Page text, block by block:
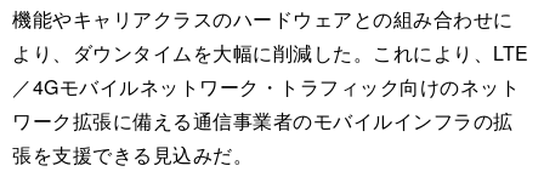
機能やキャリアクラスのハードウェアとの組み合わせに
より、ダウンタイムを大幅に削減した。これにより、LTE
／4Gモバイルネットワーク・トラフィック向けのネット
ワーク拡張に備える通信事業者のモバイルインフラの拡
張を支援できる見込みだ。